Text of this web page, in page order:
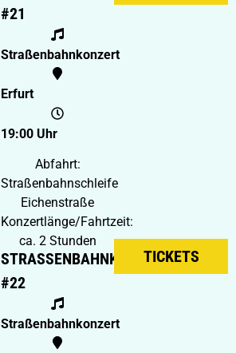
21
Straßenbahnkonzert
Erfurt
19:00 Uhr
Abfahrt:
Straßenbahnschleife
Eichenstraße
Konzertlänge/Fahrtzeit:
ca. 2 Stunden
STRASSENBAHNKONZERT #
22
Straßenbahnkonzert
TICKETS